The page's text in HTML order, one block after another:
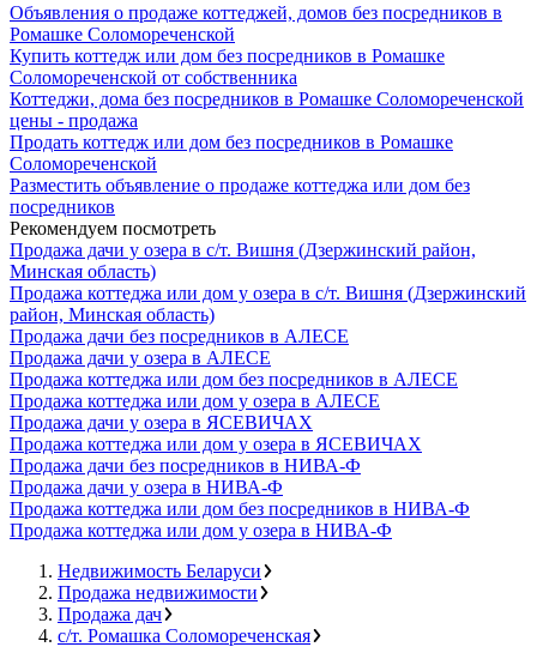
Объявления о продаже коттеджей, домов без посредников в
Ромашке Соломореченской
Купить коттедж или дом без посредников в Ромашке
Соломореченской от собственника
Коттеджи, дома без посредников в Ромашке Соломореченской
цены - продажа
Продать коттедж или дом без посредников в Ромашке
Соломореченской
Разместить объявление о продаже коттеджа или дом без
посредников
Рекомендуем посмотреть
Продажа дачи у озера в с/т. Вишня (Дзержинский район,
Минская область)
Продажа коттеджа или дом у озера в с/т. Вишня (Дзержинский
район, Минская область)
Продажа дачи без посредников в АЛЕСЕ
Продажа дачи у озера в АЛЕСЕ
Продажа коттеджа или дом без посредников в АЛЕСЕ
Продажа коттеджа или дом у озера в АЛЕСЕ
Продажа дачи у озера в ЯСЕВИЧАХ
Продажа коттеджа или дом у озера в ЯСЕВИЧАХ
Продажа дачи без посредников в НИВА-Ф
Продажа дачи у озера в НИВА-Ф
Продажа коттеджа или дом без посредников в НИВА-Ф
Продажа коттеджа или дом у озера в НИВА-Ф
Недвижимость Беларуси
Продажа недвижимости
Продажа дач
с/т. Ромашка Соломореченская